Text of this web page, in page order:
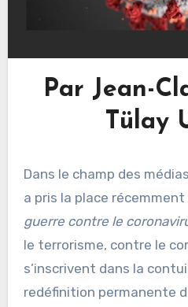
Par Jean-
Tülay
Dans le champ des
a pris la place
guerre contre le
le terrorisme, contre le
s’inscrivent dans la
redéfinition permanente